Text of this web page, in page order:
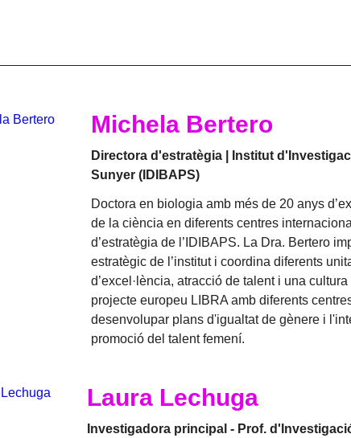
Michela Bertero
Directora d'estratègia | Institut
Sunyer (IDIBAPS)
Doctora en biologia amb més de 20 anys
de la ciència en diferents centres
d’estratègia de l’IDIBAPS. La Dra. Bertero
estratègic de l’institut i coordina diferents
d’excel·lència, atracció de talent i una
projecte europeu LIBRA amb diferents
desenvolupar plans d'igualtat de gènere i
promoció del talent femení.
Laura Lechuga
Investigadora principal - Prof. d'Investigació